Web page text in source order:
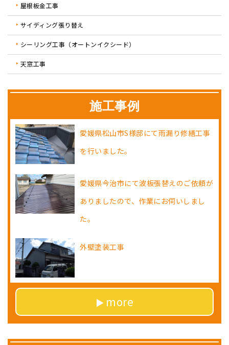
屋根板金工事
サイディング張り替え
シーリング工事（オートンイクシード）
天窓工事
施工事例
愛媛県松山市S様邸にて雨漏り修繕工事
を行いました。
愛媛県今治市にて波板張替えのご依頼が
ありましたので、作業にお伺いしまし
た。
外壁塗装工事
more